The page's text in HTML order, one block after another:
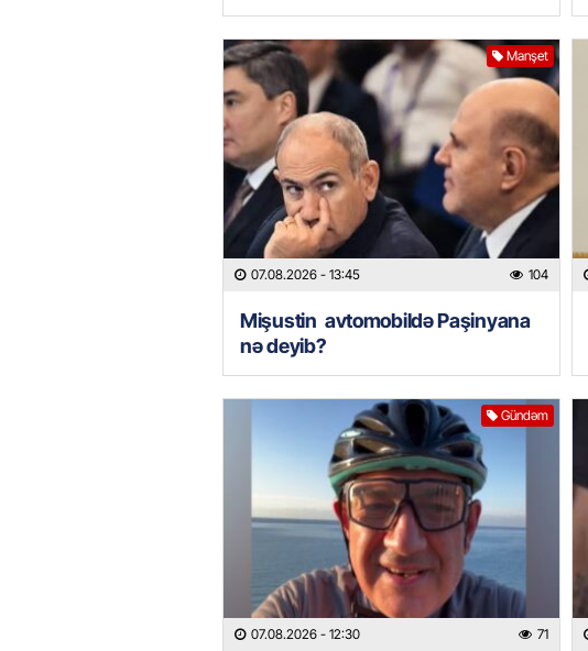
Manşet
07.08.2026 - 13:45 104
Mişustin avtomobildə Paşinyana
nə deyib?
Gündəm
07.08.2026 - 12:30 71